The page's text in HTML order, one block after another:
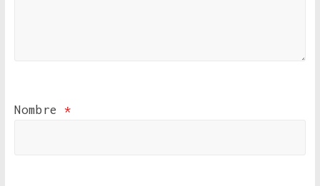
Nombre *